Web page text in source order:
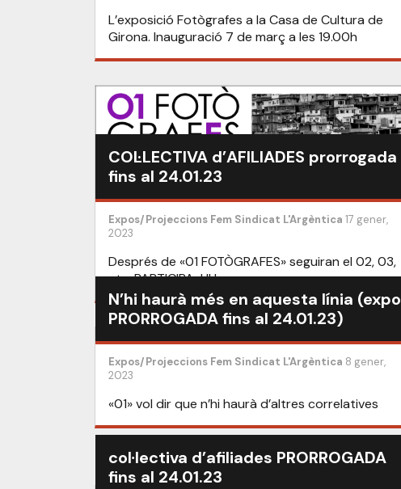
L’exposició Fotògrafes a la Casa de Cultura de
Girona. Inauguració 7 de març a les 19.00h
COL·LECTIVA d’AFILIADES prorrogada
fins al 24.01.23
Expos/Projeccions Fem Sindicat L'Argèntica 17 gener,
2023
Després de «01 FOTÒGRAFES» seguiran el 02, 03,
etc. PARTICIPA-HI !
N’hi haurà més en aquesta línia (expo
PRORROGADA fins al 24.01.23)
Expos/Projeccions Fem Sindicat L'Argèntica 8 gener,
2023
«01» vol dir que n’hi haurà d’altres correlatives
col·lectiva d’afiliades PRORROGADA
fins al 24.01.23